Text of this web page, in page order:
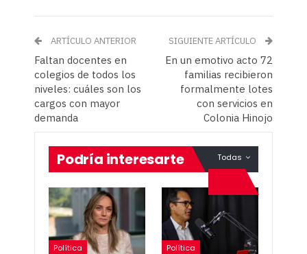
ARTÍCULO ANTERIOR
Faltan docentes en
colegios de todos los
niveles: cuáles son los
cargos con mayor
demanda
SIGUIENTE ARTÍCULO
En un emotivo acto 72
familias recibieron
formalmente lotes
con servicios en
Colonia Hinojo
Todas
Podría interesarte
Política Política